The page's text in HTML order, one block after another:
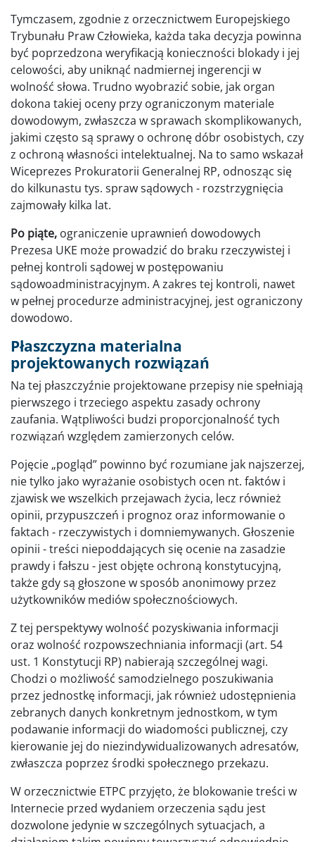
Tymczasem, zgodnie z orzecznictwem Europejskiego
Trybunału Praw Człowieka, każda taka decyzja powinna
być poprzedzona weryfikacją konieczności blokady i jej
celowości, aby uniknąć nadmiernej ingerencji w
wolność słowa. Trudno wyobrazić sobie, jak organ
dokona takiej oceny przy ograniczonym materiale
dowodowym, zwłaszcza w sprawach skomplikowanych,
jakimi często są sprawy o ochronę dóbr osobistych, czy
z ochroną własności intelektualnej. Na to samo wskazał
Wiceprezes Prokuratorii Generalnej RP, odnosząc się
do kilkunastu tys. spraw sądowych - rozstrzygnięcia
zajmowały kilka lat.
Po piąte, ograniczenie uprawnień dowodowych
Prezesa UKE może prowadzić do braku rzeczywistej i
pełnej kontroli sądowej w postępowaniu
sądowoadministracyjnym. A zakres tej kontroli, nawet
w pełnej procedurze administracyjnej, jest ograniczony
dowodowo.
Płaszczyzna materialna
projektowanych rozwiązań
Na tej płaszczyźnie projektowane przepisy nie spełniają
pierwszego i trzeciego aspektu zasady ochrony
zaufania. Wątpliwości budzi proporcjonalność tych
rozwiązań względem zamierzonych celów.
Pojęcie „pogląd” powinno być rozumiane jak najszerzej,
nie tylko jako wyrażanie osobistych ocen nt. faktów i
zjawisk we wszelkich przejawach życia, lecz również
opinii, przypuszczeń i prognoz oraz informowanie o
faktach - rzeczywistych i domniemywanych. Głoszenie
opinii - treści niepoddających się ocenie na zasadzie
prawdy i fałszu - jest objęte ochroną konstytucyjną,
także gdy są głoszone w sposób anonimowy przez
użytkowników mediów społecznościowych.
Z tej perspektywy wolność pozyskiwania informacji
oraz wolność rozpowszechniania informacji (art. 54
ust. 1 Konstytucji RP) nabierają szczególnej wagi.
Chodzi o możliwość samodzielnego poszukiwania
przez jednostkę informacji, jak również udostępnienia
zebranych danych konkretnym jednostkom, w tym
podawanie informacji do wiadomości publicznej, czy
kierowanie jej do niezindywidualizowanych adresatów,
zwłaszcza poprzez środki społecznego przekazu.
W orzecznictwie ETPC przyjęto, że blokowanie treści w
Internecie przed wydaniem orzeczenia sądu jest
dozwolone jedynie w szczególnych sytuacjach, a